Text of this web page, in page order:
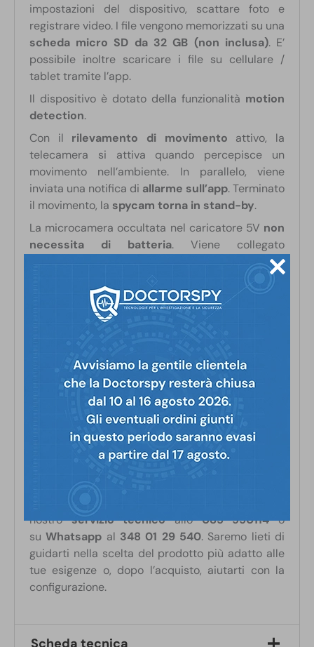
impostazioni del dispositivo, scattare foto e
registrare video. I file vengono memorizzati su una
scheda micro SD da 32 GB (non inclusa). E’
possibile inoltre scaricare i file su cellulare /
tablet tramite l’app.
Il dispositivo è dotato della funzionalità motion
detection.
Con il rilevamento di movimento attivo, la
telecamera si attiva quando percepisce un
movimento nell’ambiente. In parallelo, viene
inviata una notifica di allarme sull’app. Terminato
il movimento, la spycam torna in stand-by.
La microcamera occultata nel caricatore 5V non
necessita di batteria. Viene collegato
. In questo modo
ATTENZIONE: il dispositivo è compatibile con
Android e iOS. In caso di problemi di
trasferire l’account su iOS.
L’app di controllo del dispositivo è
compatibile solo con smartphone e tablet.
Non può essere adoperata su computer.
Come tutti i prodotti in vendita su Doctorspy.it,
anche questo dispositivo è realizzato con
migliore componentistica sul mercato
Se hai dubbi o domande
nostroservizio tecnicoallo085 950114o
suWhatsapp al 348 01 29 540. Saremo lieti di
guidarti nella scelta del prodotto più adatto alle
tue esigenze o, dopo l’acquisto, aiutarti con la
configurazione.
Scheda tecnica